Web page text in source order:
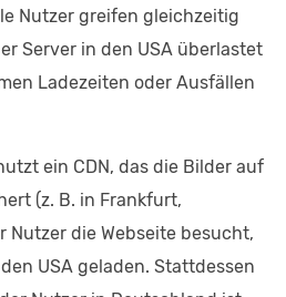
Nutzer greifen gleichzeitig
Server in den USA überlastet
Ladezeiten oder Ausfällen
ein CDN, das die Bilder auf
(z. B. in Frankfurt,
Nutzer die Webseite besucht,
USA geladen. Stattdessen